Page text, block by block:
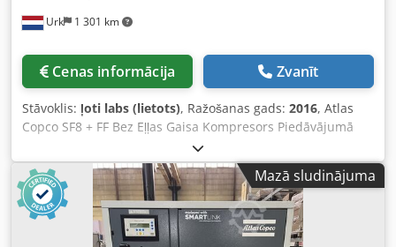
Urk 1 301 km
Cenas informācija Zvanīt
Stāvoklis: ļoti labs (lietots), Ražošanas gads: 2016, Atlas
Copco SF8 + FF Bez Eļļas Gaisa Kompresors Piedāvājumā
lietots Atlas Copco SF8+FF bez eļļas scroll tipa gaisa
kompresors, ražots 2016. gadā. SF+ 8 vairāku scroll moduļu
bloki nodrošina modulāras sistēmas priekšrocības un
elastību, izmantojot divus līdz četrus kompresora moduļus
vienā korpusā. Elektronikon® vadības sistēma nepārtraukti
uzrauga katra elementa stāvokli un automātiski vada to
Mazā sludinājuma